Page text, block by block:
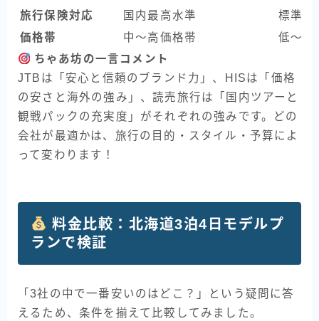
旅行保険対応
国内最高水準
標準的
価格帯
中〜高価格帯
低〜中
ちゃあ坊の一言コメント
JTBは「安心と信頼のブランド力」、HISは「価格
の安さと海外の強み」、読売旅行は「国内ツアーと
観戦パックの充実度」がそれぞれの強みです。どの
会社が最適かは、旅行の目的・スタイル・予算によ
って変わります！
料金比較：北海道3泊4日モデルプ
ランで検証
「3社の中で一番安いのはどこ？」という疑問に答
えるため、条件を揃えて比較してみました。